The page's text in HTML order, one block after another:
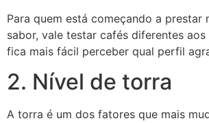
Para quem está começando a prestar
sabor, vale testar cafés diferentes aos
fica mais fácil perceber qual perfil
2. Nível de torra
A torra é um dos fatores que mais